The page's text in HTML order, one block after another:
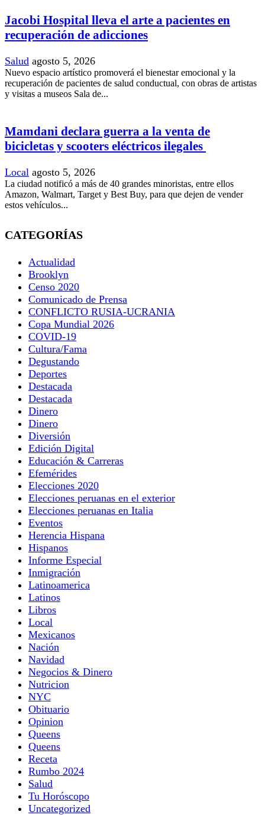
Jacobi Hospital lleva el arte a pacientes en
recuperación de adicciones
Salud agosto 5, 2026
Nuevo espacio artístico promoverá el bienestar emocional y la
recuperación de pacientes de salud conductual, con obras de artistas
y visitas a museos Sala de...
Mamdani declara guerra a la venta de
bicicletas y scooters eléctricos ilegales
Local agosto 5, 2026
La ciudad notificó a más de 40 grandes minoristas, entre ellos
Amazon, Walmart, Target y Best Buy, para que dejen de vender
estos vehículos...
CATEGORÍAS
Actualidad
Brooklyn
Censo 2020
Comunicado de Prensa
CONFLICTO RUSIA-UCRANIA
Copa Mundial 2026
COVID-19
Cultura/Fama
Degustando
Deportes
Destacada
Destacada
Dinero
Dinero
Diversión
Edición Digital
Educación & Carreras
Efemérides
Elecciones 2020
Elecciones peruanas en el exterior
Elecciones peruanas en Italia
Eventos
Herencia Hispana
Hispanos
Informe Especial
Inmigración
Latinoamerica
Latinos
Libros
Local
Mexicanos
Nación
Navidad
Negocios & Dinero
Nutricion
NYC
Obituario
Opinion
Queens
Queens
Receta
Rumbo 2024
Salud
Tu Horóscopo
Uncategorized